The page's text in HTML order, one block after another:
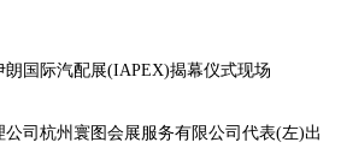
朗国际汽配展(IAPEX)揭幕仪式现场
司杭州寰图会展服务有限公司代表(左)出